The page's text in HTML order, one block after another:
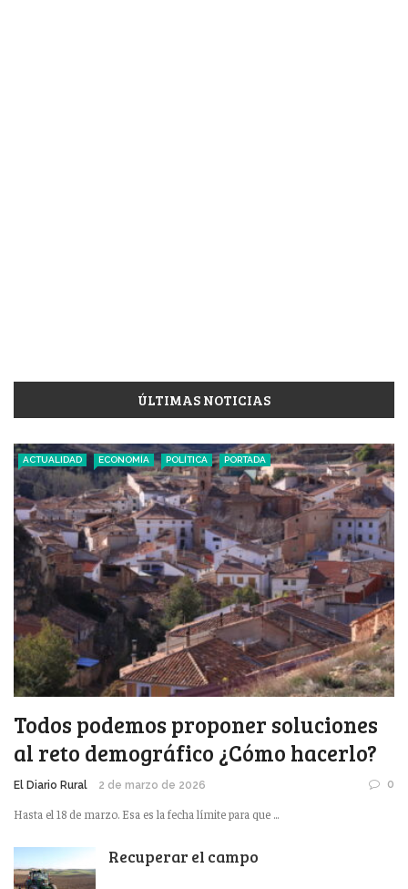
ÚLTIMAS NOTICIAS
ACTUALIDAD ECONOMÍA POLÍTICA PORTADA
Todos podemos proponer soluciones
al reto demográfico ¿Cómo hacerlo?
El Diario Rural 2 de marzo de 2026 0
Hasta el 18 de marzo. Esa es la fecha límite para que ...
Recuperar el campo